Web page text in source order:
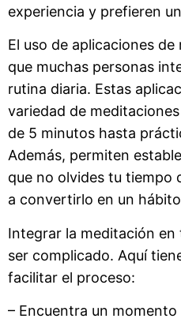
experiencia y prefieren
El uso de aplicaciones
que muchas personas
rutina diaria. Estas
variedad de
de 5 minutos hasta
Además, permiten
que no olvides tu tiempo
a convertirlo en un
Integrar la meditación en
ser complicado. Aquí
facilitar el proceso:
– Encuentra un